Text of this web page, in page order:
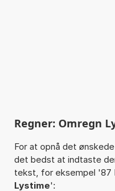
Regner: Omregn
For at opnå det
det bedst at indtaste
tekst, for eksempel '87
Lystime':